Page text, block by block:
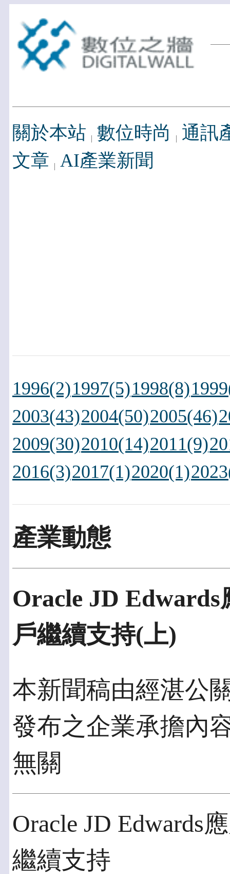
關於本站 數位時尚
通訊
文章 AI產業新聞
1996(2)1997(5)1998(8)
2003(43)2004(50)2005(46)
2009(30)2010(14)2011(9)
2016(3)2017(1)2020(1)
產業動態
Oracle JD
戶繼續支持(上)
本新聞稿由經湛公
發布之企業承擔內
無關
Oracle JD Edwards
繼續支持